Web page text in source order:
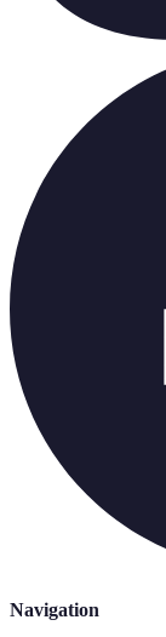
Navigation